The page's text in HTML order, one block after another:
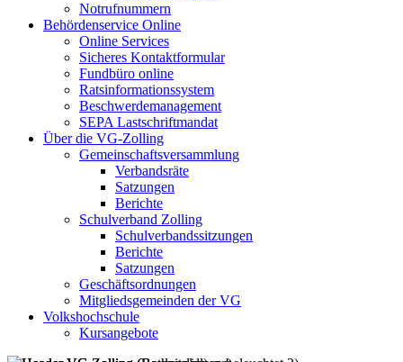
Notrufnummern
Behördenservice Online
Online Services
Sicheres Kontaktformular
Fundbüro online
Ratsinformationssystem
Beschwerdemanagement
SEPA Lastschriftmandat
Über die VG-Zolling
Gemeinschaftsversammlung
Verbandsräte
Satzungen
Berichte
Schulverband Zolling
Schulverbandssitzungen
Berichte
Satzungen
Geschäftsordnungen
Mitgliedsgemeinden der VG
Volkshochschule
Kursangebote